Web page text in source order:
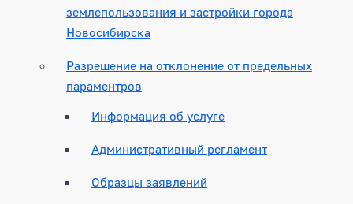
землепользования и застройки города
Новосибирска
Разрешение на отклонение от предельных
параментров
Информация об услуге
Административный регламент
Образцы заявлений